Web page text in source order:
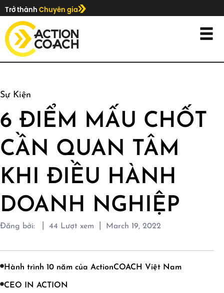
Trở thành Chuyên gia
Sự Kiện
6 ĐIỂM MẤU CHỐT
CẦN QUAN TÂM
KHI ĐIỀU HÀNH
DOANH NGHIỆP
Đăng bởi: 44 Lượt xem March 19, 2022
Hành trình 10 năm của ActionCOACH Việt Nam
CEO IN ACTION